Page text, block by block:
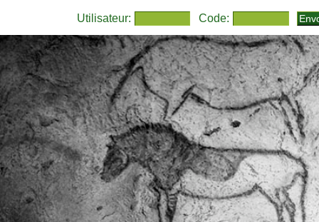
Utilisateur: Code: